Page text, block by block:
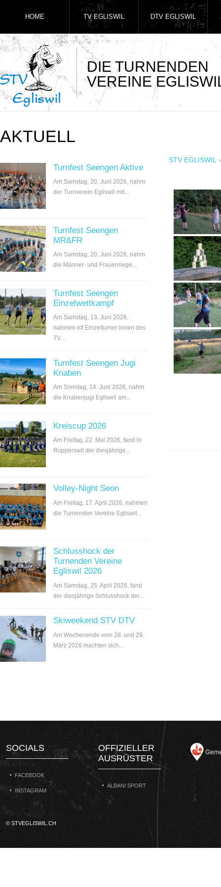
DIE TURNENDEN
VEREINE
HOME TV EGLISWIL DTV EGLISWIL
AKTUELL
Turnfest Seengen Aktive
Am Samstag, 20. Juni 2026, nahm
der Turnverein Egliswil mit...
Turnfest Seengen
MR&FR
Am Samstag, 20. Juni 2026, nahm
die Männer- und Frauenriege...
Turnfest Seengen
Einzelwettkampf
Am Samstag, 13. Juni 2026,
nahmen elf Einzelturner:innen des
TV...
Turnfest Seengen Jugi
Knaben
Am Sonntag, 14. Juni 2026, nahm
die Knabenjugi Egliswil am...
Kreiscup 2026
Am Freitag, 22. Mai 2026, fand in
Rupperswil der diesjährige...
Volley-Night Seon
Am Freitag, 17. April 2026, nahmen
die Turnenden Vereine Egliswil...
Schlusshock der
Turnenden Vereine
Egliswil 2026
Am Samstag, 25. April 2026, fand
der diesjährige Schlusshock der...
Skiweekend STV DTV
Am Wochenende vom 28. und 29.
März 2026 machten sich...
STV EGLISWIL
SOCIALS
FACEBOOK
INSTAGRAM
OFFIZIELLER
AUSRÜSTER
ALBANI SPORT
© STVEGLISWIL.CH